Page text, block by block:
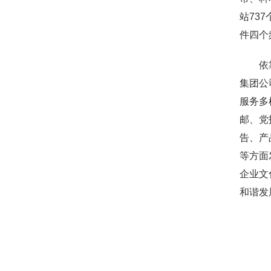
站737
件四个
依靠
集团公
服务
邮、
告、产
等方面
企业文
和谐发